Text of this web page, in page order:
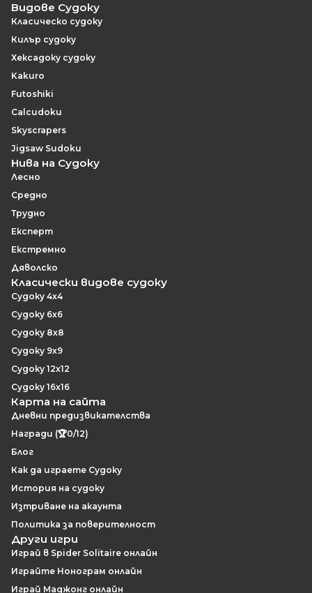
Видове Судоку
Класическо судоку
Килър судоку
Хексадоку судоку
Kakuro
Futoshiki
Calcudoku
Skyscrapers
Jigsaw Sudoku
Нива на Судоку
Лесно
Средно
Трудно
Експерт
Екстремно
Дяволско
Класически видове судоку
Судоку 4x4
Судоку 6x6
Судоку 8x8
Судоку 9x9
Судоку 12x12
Судоку 16x16
Карта на сайта
Дневни предизвикателства
Награди (🏆0/12)
Блог
Как да играете Судоку
История на судоку
Изтриване на акаунта
Политика за поверителност
Други игри
Играй в Spider Solitaire онлайн
Играйте Нонограм онлайн
Играй Маджонг онлайн